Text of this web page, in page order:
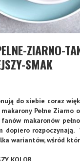
ZIARNO-
SMAK
do siebie coraz
Pełne Ziarno
makaronów
rozpoczynają.
wariantów, wśród